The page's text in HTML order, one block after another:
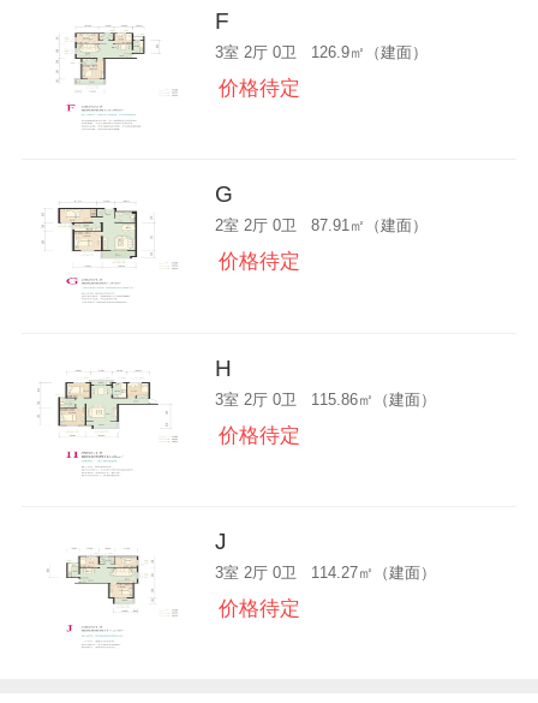
F
3室 2厅 0卫 126.9㎡（建面）
价格待定
G
2室 2厅 0卫 87.91㎡（建面）
价格待定
H
3室 2厅 0卫 115.86㎡（建面）
价格待定
J
3室 2厅 0卫 114.27㎡（建面）
价格待定